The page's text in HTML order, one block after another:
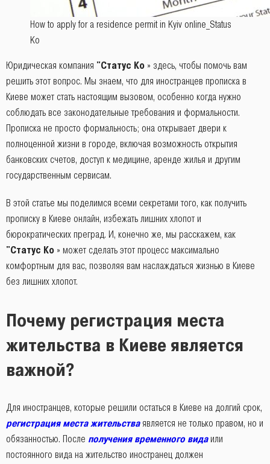
How to apply for a residence permit in Kyiv online_Status
Ko
Юридическая компания "Статус Ко » здесь, чтобы помочь вам
решить этот вопрос. Мы знаем, что для иностранцев прописка в
Киеве может стать настоящим вызовом, особенно когда нужно
соблюдать все законодательные требования и формальности.
Прописка не просто формальность; она открывает двери к
полноценной жизни в городе, включая возможность открытия
банковских счетов, доступ к медицине, аренде жилья и другим
государственным сервисам.
В этой статье мы поделимся всеми секретами того, как получить
прописку в Киеве онлайн, избежать лишних хлопот и
бюрократических преград. И, конечно же, мы расскажем, как
"Статус Ко » может сделать этот процесс максимально
комфортным для вас, позволяя вам наслаждаться жизнью в Киеве
без лишних хлопот.
Почему регистрация места
жительства в Киеве является
важной?
Для иностранцев, которые решили остаться в Киеве на долгий срок,
регистрация места жительства является не только правом, но и
обязанностью. После получения временного видаили
постоянного вида на жительство иностранец должен